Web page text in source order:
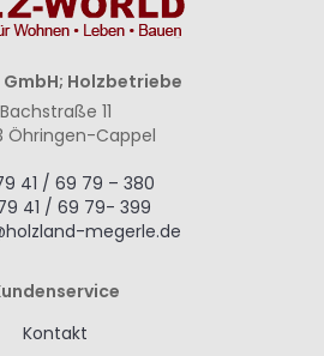
Holzbetriebe
Bachstraße 11
Öhringen-Cappel
41 / 69 79 – 380
41 / 69 79- 399
megerle.de
Kontakt